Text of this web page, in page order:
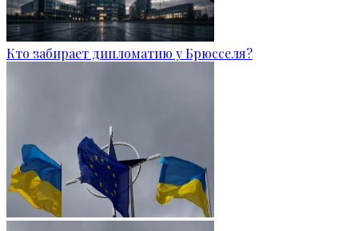
Кто забирает дипломатию у Брюсселя?